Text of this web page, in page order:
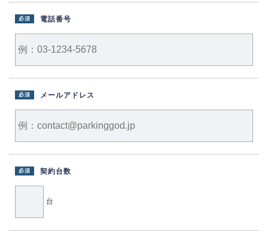
電話番号
必須
メールアドレス
必須
契約台数
必須
台